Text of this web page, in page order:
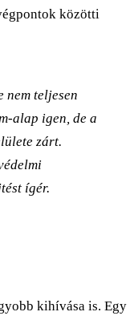
közötti
nem teljesen
alap igen, de a
zárt.
ígér.
kihívása is. Egy